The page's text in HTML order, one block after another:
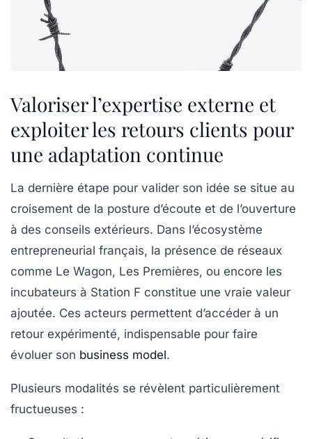
Valoriser l’expertise externe et
exploiter les retours clients pour
une adaptation continue
La dernière étape pour valider son idée se situe au
croisement de la posture d’écoute et de l’ouverture
à des conseils extérieurs. Dans l’écosystème
entrepreneurial français, la présence de réseaux
comme Le Wagon, Les Premières, ou encore les
incubateurs à Station F constitue une vraie valeur
ajoutée. Ces acteurs permettent d’accéder à un
retour expérimenté, indispensable pour faire
évoluer son business model.
Plusieurs modalités se révèlent particulièrement
fructueuses :